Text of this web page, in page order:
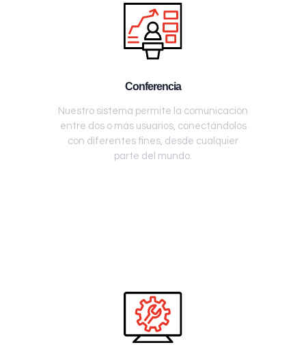
Conferencia
Nuestro sistema permite la comunicación
entre dos o más usuarios, conectándolos
con diferentes fines, desde cualquier
parte del mundo.